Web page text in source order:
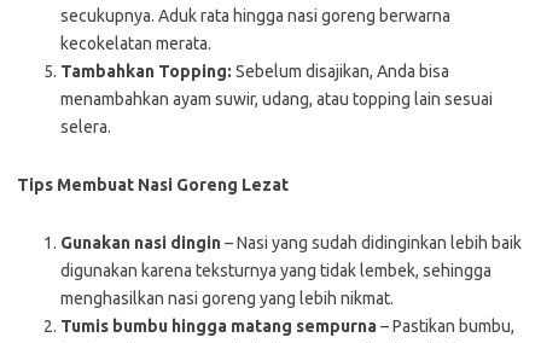
secukupnya. Aduk rata hingga nasi goreng berwarna
kecokelatan merata.
Tambahkan Topping: Sebelum disajikan, Anda bisa
menambahkan ayam suwir, udang, atau topping lain sesuai
selera.
Tips Membuat Nasi Goreng Lezat
Gunakan nasi dingin– Nasi yang sudah didinginkan lebih baik
digunakan karena teksturnya yang tidak lembek, sehingga
menghasilkan nasi goreng yang lebih nikmat.
Tumis bumbu hingga matang sempurna– Pastikan bumbu,